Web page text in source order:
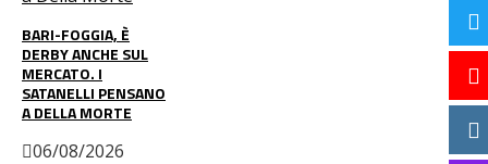
BARI-FOGGIA, È
DERBY ANCHE SUL
MERCATO. I
SATANELLI PENSANO
A DELLA MORTE
06/08/2026